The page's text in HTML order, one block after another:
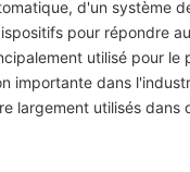
d'un système
pour répondre
utilisé pour le
importante dans
largement utilisés